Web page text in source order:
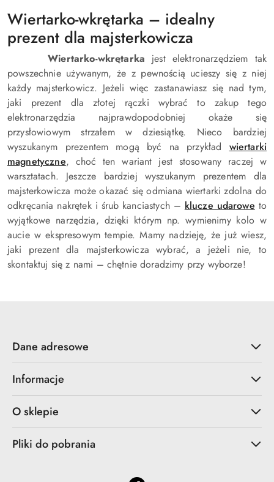
Wiertarko-wkrętarka – idealny
prezent dla majsterkowicza
Wiertarko-wkrętarka jest elektronarzędziem tak
powszechnie używanym, że z pewnością ucieszy się z niej
każdy majsterkowicz. Jeżeli więc zastanawiasz się nad tym,
jaki prezent dla złotej rączki wybrać to zakup tego
elektronarzędzia najprawdopodobniej okaże się
przysłowiowym strzałem w dziesiątkę. Nieco bardziej
wyszukanym prezentem mogą być na przykład
wiertarki
magnetyczne, choć ten wariant jest stosowany raczej w
warsztatach. Jeszcze bardziej wyszukanym prezentem dla
majsterkowicza może okazać się odmiana wiertarki zdolna do
odkręcania nakrętek i śrub kanciastych – klucze udarowe to
wyjątkowe narzędzia, dzięki którym np. wymienimy kolo w
aucie w ekspresowym tempie. Mamy nadzieję, że już wiesz,
jaki prezent dla majsterkowicza wybrać, a jeżeli nie, to
skontaktuj się z nami – chętnie doradzimy przy wyborze!
Dane adresowe
Informacje
O sklepie
Pliki do pobrania